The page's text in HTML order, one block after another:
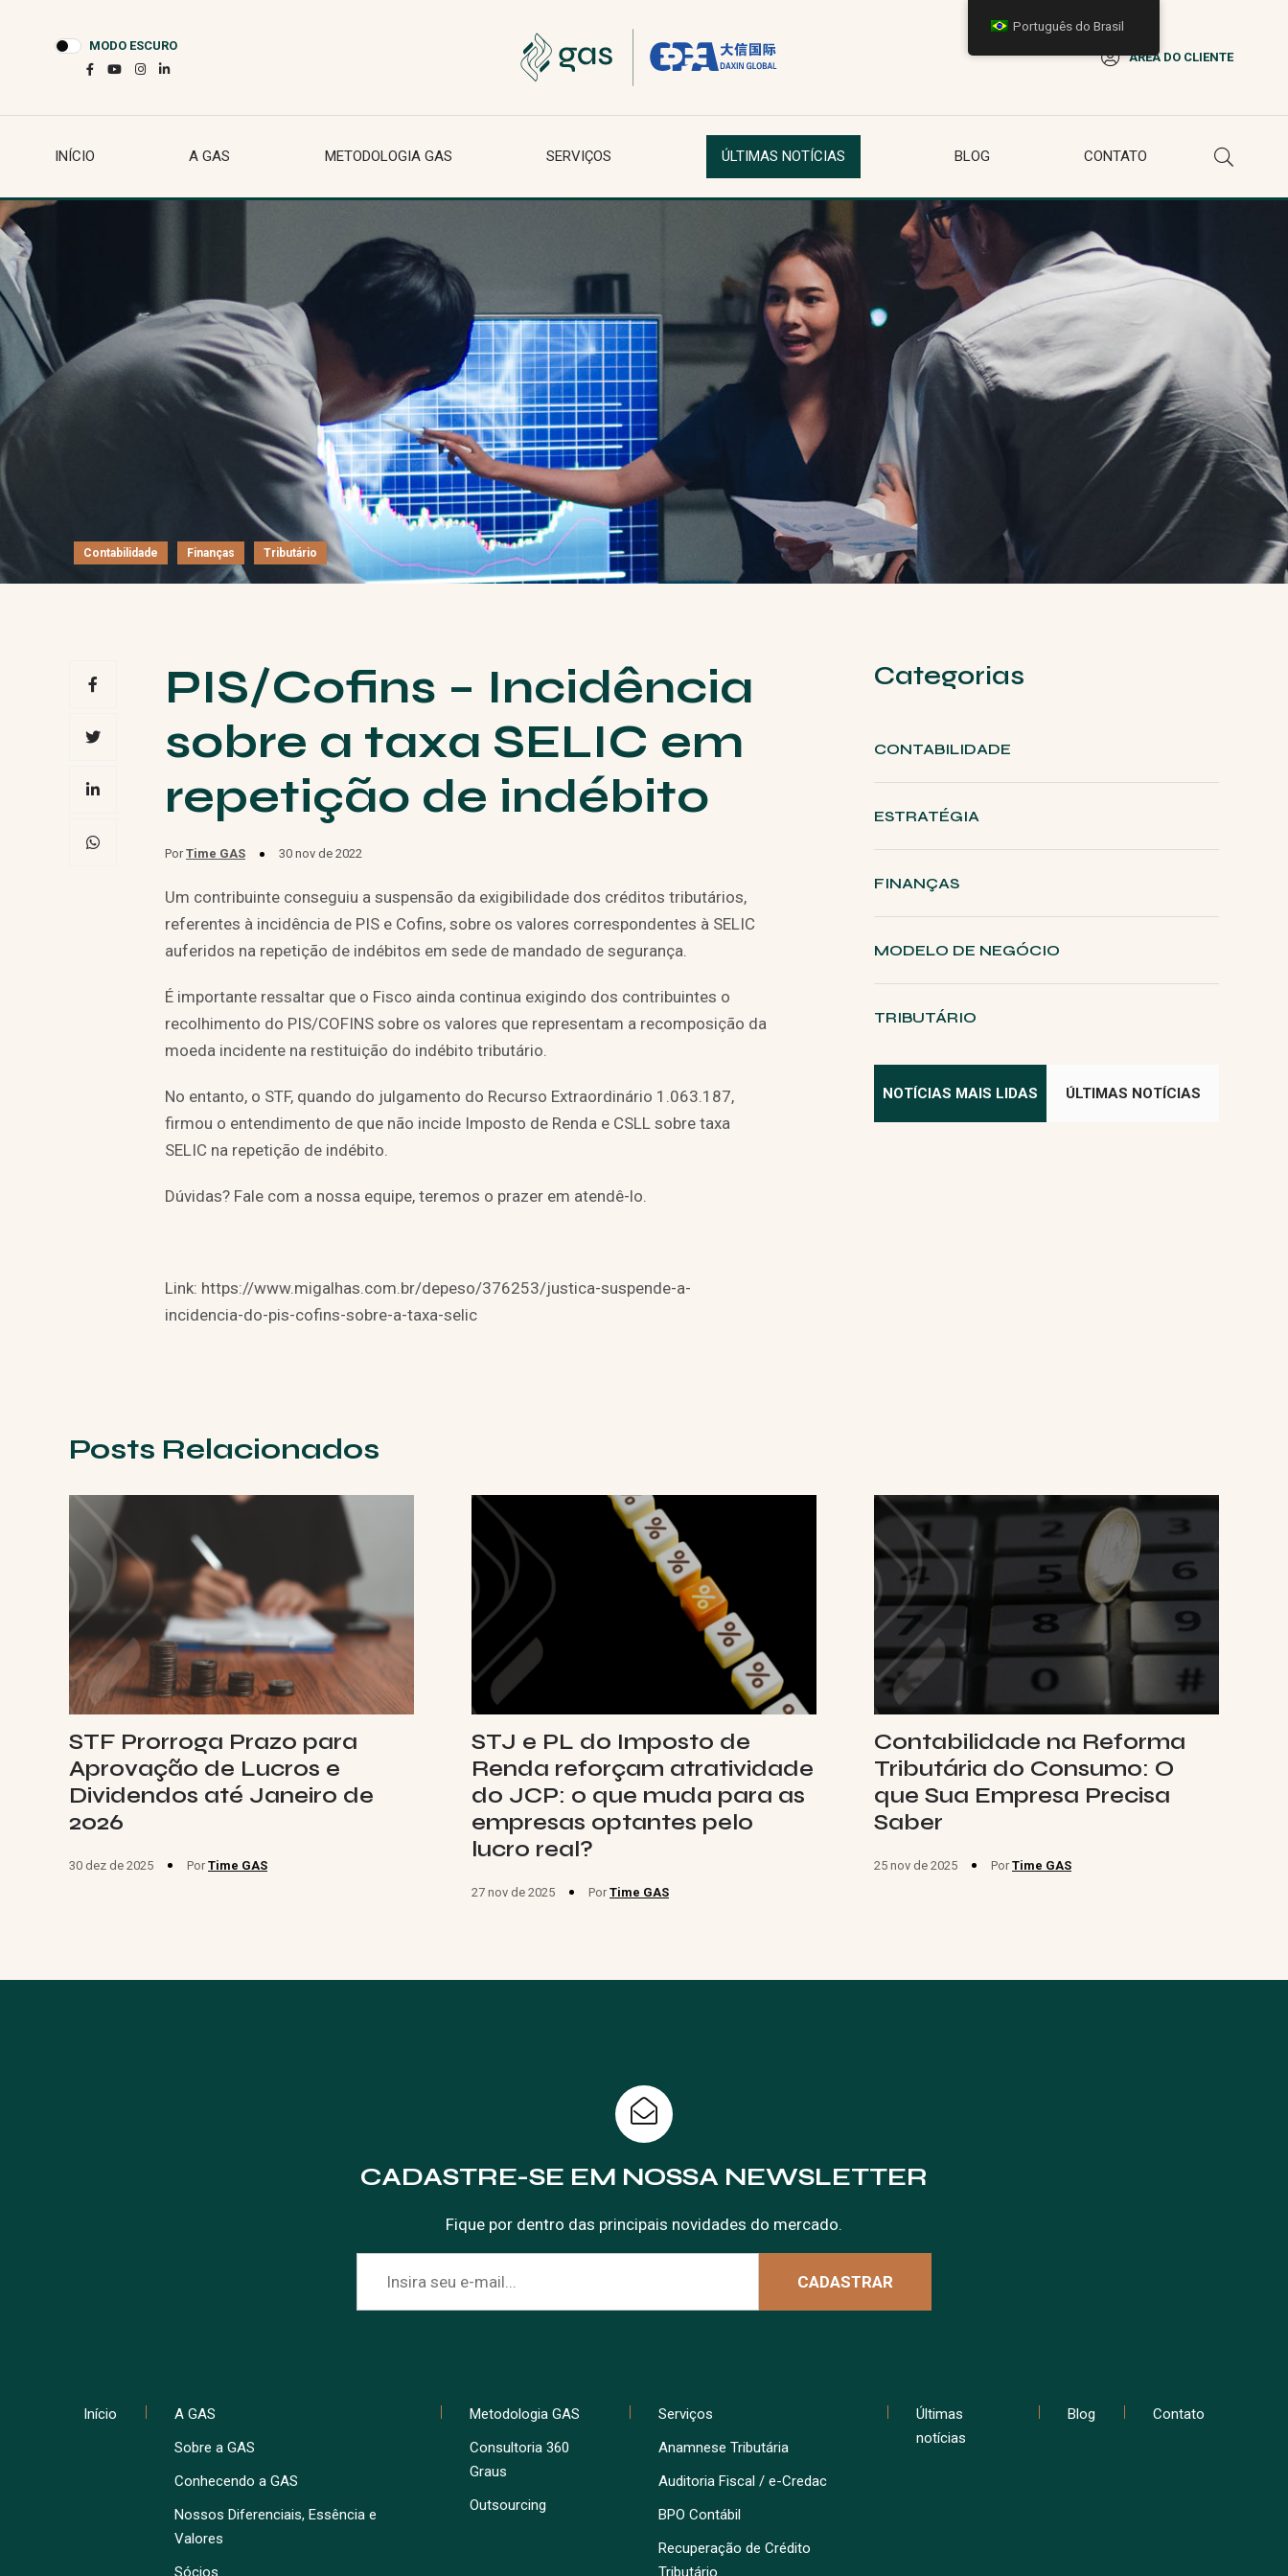
MODO ESCURO
ÁREA DO CLIENTE
INÍCIO A GAS METODOLOGIA GAS SERVIÇOS ÚLTIMAS NOTÍCIAS BLOG CONTATO
Contabilidade Finanças Tributário
PIS/Cofins – Incidência
sobre a taxa SELIC em
repetição de indébito
PorTime GAS 30 nov de 2022
Um contribuinte conseguiu a suspensão da exigibilidade dos créditos tributários,
referentes à incidência de PIS e Cofins, sobre os valores correspondentes à SELIC
auferidos na repetição de indébitos em sede de mandado de segurança.
É importante ressaltar que o Fisco ainda continua exigindo dos contribuintes o
recolhimento do PIS/COFINS sobre os valores que representam a recomposição da
moeda incidente na restituição do indébito tributário.
No entanto, o STF, quando do julgamento do Recurso Extraordinário 1.063.187,
firmou o entendimento de que não incide Imposto de Renda e CSLL sobre taxa
SELIC na repetição de indébito.
Dúvidas? Fale com a nossa equipe, teremos o prazer em atendê-lo.
Link: https://www.migalhas.com.br/depeso/376253/justica-suspende-a-
incidencia-do-pis-cofins-sobre-a-taxa-selic
Categorias
CONTABILIDADE
ESTRATÉGIA
FINANÇAS
MODELO DE NEGÓCIO
TRIBUTÁRIO
NOTÍCIAS MAIS LIDAS ÚLTIMAS NOTÍCIAS
Posts Relacionados
STF Prorroga Prazo para
Aprovação de Lucros e
Dividendos até Janeiro de
2026
30 dez de 2025 Por Time GAS
STJ e PL do Imposto de
Renda reforçam atratividade
do JCP: o que muda para as
empresas optantes pelo
lucro real?
27 nov de 2025 Por Time GAS
Contabilidade na Reforma
Tributária do Consumo: O
que Sua Empresa Precisa
Saber
25 nov de 2025 Por Time GAS
CADASTRE-SE EM NOSSA NEWSLETTER
Fique por dentro das principais novidades do mercado.
Início
A GAS
Sobre a GAS
Conhecendo a GAS
Nossos Diferenciais, Essência e
Valores
Sócios
Metodologia GAS
Consultoria 360
Graus
Outsourcing
Serviços
Anamnese Tributária
Auditoria Fiscal / e-Credac
BPO Contábil
Recuperação de Crédito
Tributário
Últimas
notícias
Blog Contato
Português do Brasil